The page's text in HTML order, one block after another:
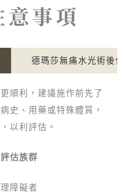
事項
德瑪莎無痛水光術後
順利，建議施作前先了
史、用藥或特殊體質，
以利評估。
估族群
障礙者